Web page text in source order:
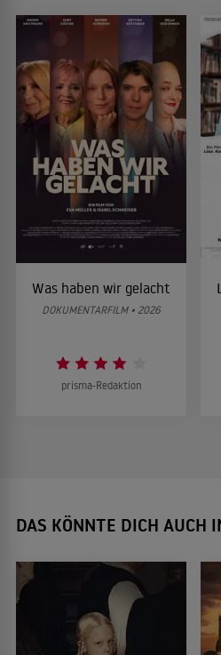
Was haben wir gelacht
DOKUMENTARFILM • 2026
prisma-Redaktion
DAS KÖNNTE DICH AUCH